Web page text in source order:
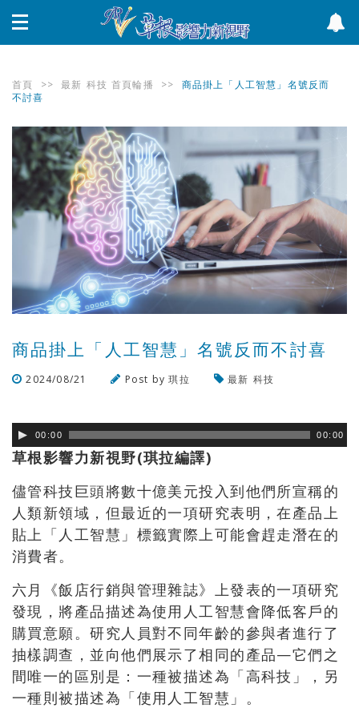
首頁 >> 最新 科技 首頁輪播 >>
商品掛上「人工智慧」名號反而
不討喜
商品掛上「人工智慧」名號反而不討喜
2024/08/21 Post by琪拉 最新 科技
00:00 00:00
草根影響力新視野(琪拉編譯)
儘管科技巨頭將數十億美元投入到他們所宣稱的
人類新領域，但最近的一項研究表明，在產品上
貼上「人工智慧」標籤實際上可能會趕走潛在的
消費者。
六月《飯店行銷與管理雜誌》上發表的一項研究
發現，將產品描述為使用人工智慧會降低客戶的
購買意願。研究人員對不同年齡的參與者進行了
抽樣調查，並向他們展示了相同的產品—它們之
間唯一的區別是：一種被描述為「高科技」，另
一種則被描述為「使用人工智慧」。